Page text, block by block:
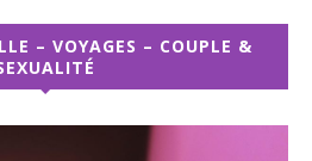
– VOYAGES – COUPLE &